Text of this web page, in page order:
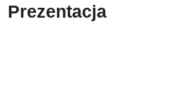
Prezentacja